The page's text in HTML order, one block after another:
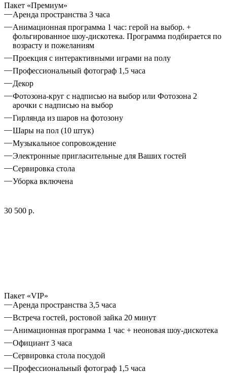
Пакет «Премиум»
Аренда пространства 3 часа
Анимационная программа 1 час: герой на выбор. +
фольгированное шоу-дискотека. Программа подбирается по
возрасту и пожеланиям
Проекция с интерактивными играми на полу
Профессиональный фотограф 1,5 часа
Декор
Фотозона-круг с надписью на выбор или Фотозона 2
арочки с надписью на выбор
Гирлянда из шаров на фотозону
Шары на пол (10 штук)
Музыкальное сопровождение
Электронные пригласительные для Ваших гостей
Сервировка стола
Уборка включена
30 500 р.
Пакет «VIP»
Аренда пространства 3,5 часа
Встреча гостей, ростовой зайка 20 минут
Анимационная программа 1 час + неоновая шоу-дискотека
Официант 3 часа
Сервировка стола посудой
Профессиональный фотограф 1,5 часа